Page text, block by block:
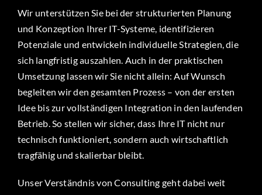
Wir unterstützen Sie bei der strukturierten Planung
und Konzeption Ihrer IT-Systeme, identifizieren
Potenziale und entwickeln individuelle Strategien, die
sich langfristig auszahlen. Auch in der praktischen
Umsetzung lassen wir Sie nicht allein: Auf Wunsch
begleiten wir den gesamten Prozess – von der ersten
Idee bis zur vollständigen Integration in den laufenden
Betrieb. So stellen wir sicher, dass Ihre IT nicht nur
technisch funktioniert, sondern auch wirtschaftlich
tragfähig und skalierbar bleibt.
Unser Verständnis von Consulting geht dabei weit